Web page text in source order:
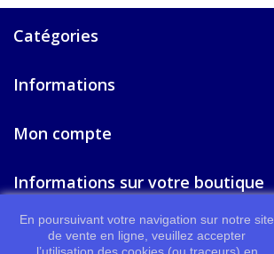
Catégories
Informations
Mon compte
Informations sur votre boutique
En poursuivant votre navigation sur notre site
de vente en ligne, veuillez accepter